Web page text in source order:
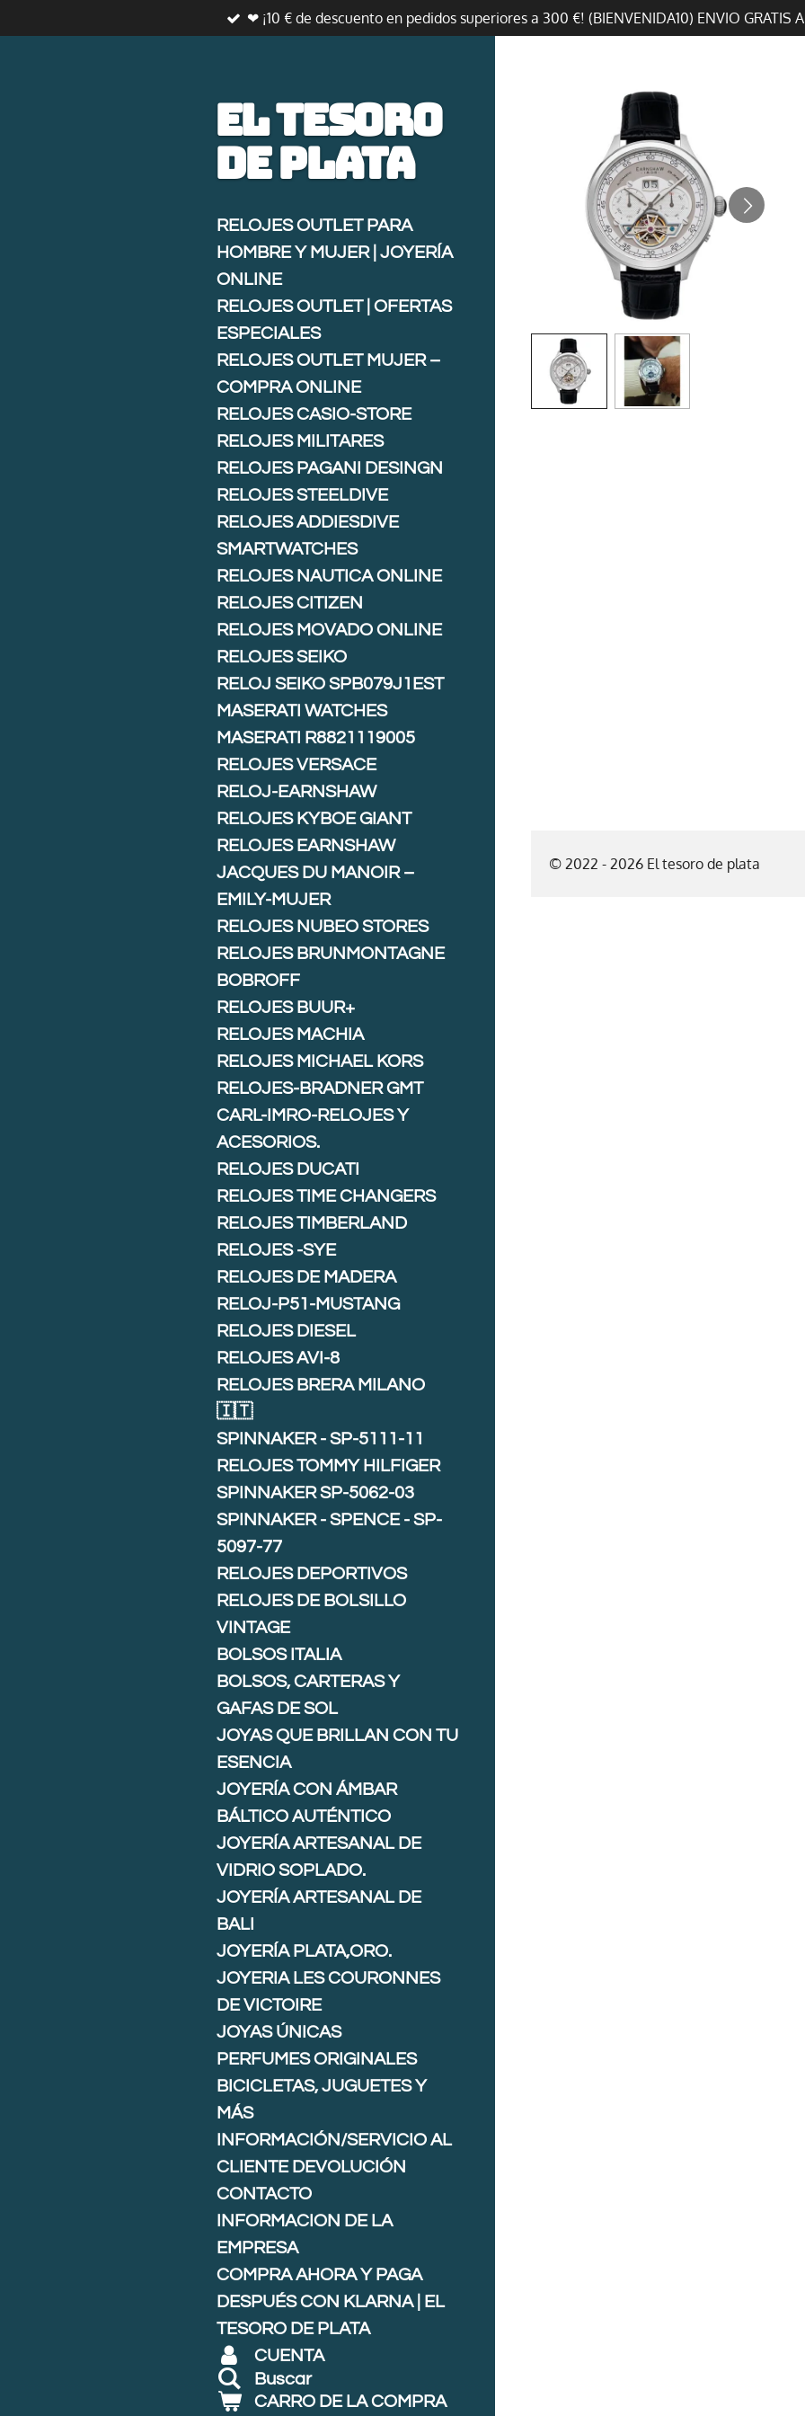
al
❤ ¡10 € de descuento en pedidos superiores a 300 €! (BIENVENIDA10) ENVIO GRATIS
© 2022 - 2026 El tesoro de plata
El tesoro
deplata
RELOJES OUTLET PARA
HOMBRE Y MUJER | JOYERÍA
ONLINE
RELOJES OUTLET | OFERTAS
ESPECIALES
RELOJES OUTLET MUJER –
COMPRA ONLINE
RELOJES CASIO-STORE
RELOJES MILITARES
RELOJES PAGANI DESINGN
RELOJES STEELDIVE
RELOJES ADDIESDIVE
SMARTWATCHES
RELOJES NAUTICA ONLINE
RELOJES CITIZEN
RELOJES MOVADO ONLINE
RELOJES SEIKO
RELOJ SEIKO SPB079J1EST
MASERATI WATCHES
MASERATI R8821119005
RELOJES VERSACE
RELOJ-EARNSHAW
RELOJES KYBOE GIANT
RELOJES EARNSHAW
JACQUES DU MANOIR –
EMILY-MUJER
RELOJES NUBEO STORES
RELOJES BRUNMONTAGNE
BOBROFF
RELOJES BUUR+
RELOJES MACHIA
RELOJES MICHAEL KORS
RELOJES-BRADNER GMT
CARL-IMRO-RELOJES Y
ACESORIOS.
RELOJES DUCATI
RELOJES TIME CHANGERS
RELOJES TIMBERLAND
RELOJES -SYE
RELOJES DE MADERA
RELOJ-P51-MUSTANG
RELOJES DIESEL
RELOJES AVI-8
RELOJES BRERA MILANO
🇮🇹
SPINNAKER - SP-5111-11
RELOJES TOMMY HILFIGER
SPINNAKER SP-5062-03
SPINNAKER - SPENCE - SP-
5097-77
RELOJES DEPORTIVOS
RELOJES DE BOLSILLO
VINTAGE
BOLSOS ITALIA
BOLSOS, CARTERAS Y
GAFAS DE SOL
JOYAS QUE BRILLAN CON TU
ESENCIA
JOYERÍA CON ÁMBAR
BÁLTICO AUTÉNTICO
JOYERÍA ARTESANAL DE
VIDRIO SOPLADO.
JOYERÍA ARTESANAL DE
BALI
JOYERÍA PLATA,ORO.
JOYERIA LES COURONNES
DE VICTOIRE
JOYAS ÚNICAS
PERFUMES ORIGINALES
BICICLETAS, JUGUETES Y
MÁS
INFORMACIÓN/SERVICIO AL
CLIENTE DEVOLUCIÓN
CONTACTO
INFORMACION DE LA
EMPRESA
COMPRA AHORA Y PAGA
DESPUÉS CON KLARNA | EL
TESORO DE PLATA
CUENTA
Buscar
CARRO DE LA COMPRA